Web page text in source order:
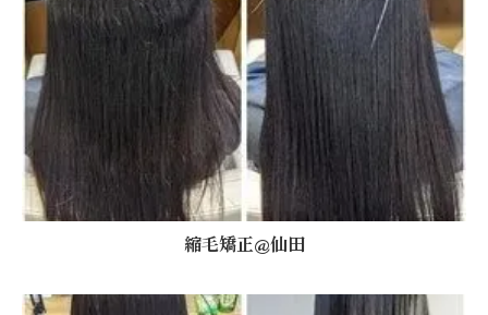
縮毛矯正@仙田